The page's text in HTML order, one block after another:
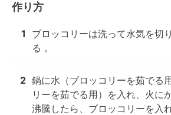
作り方
1
ブロッコリーは洗って水気を切
る 。
2 鍋に水（ブロッコリーを茹でる
リーを茹でる用）を入れ、火に
沸騰したら、ブロッコリーを入れ